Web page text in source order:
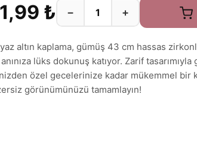
₺ − +
altın kaplama, gümüş 43 cm hassas
lüks dokunuş katıyor. Zarif tasarımıyla
özel gecelerinize kadar mükemmel bir
görünümünüzü tamamlayın!